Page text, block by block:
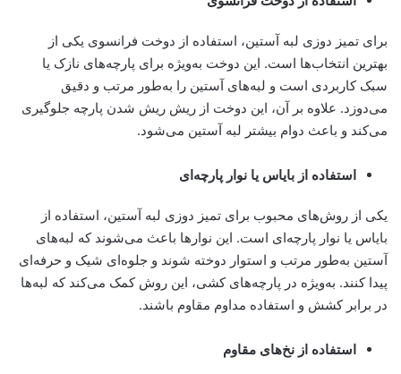
برای تمیز دوزی لبه آستین، استفاده از دوخت فرانسوی یکی از
بهترین انتخاب‌ها است. این دوخت به‌ویژه برای پارچه‌های نازک یا
سبک کاربردی است و لبه‌های آستین را به‌طور مرتب و دقیق
می‌دوزد. علاوه بر آن، این دوخت از ریش ریش شدن پارچه جلوگیری
می‌کند و باعث دوام بیشتر لبه آستین می‌شود.
استفاده از بایاس یا نوار پارچه‌ای
یکی از روش‌های محبوب برای تمیز دوزی لبه آستین، استفاده از
بایاس یا نوار پارچه‌ای است. این نوارها باعث می‌شوند که لبه‌های
آستین به‌طور مرتب و استوار دوخته شوند و جلوه‌ای شیک و حرفه‌ای
پیدا کنند. به‌ویژه در پارچه‌های کشی، این روش کمک می‌کند که لبه‌ها
در برابر کشش و استفاده مداوم مقاوم باشند.
استفاده از نخ‌های مقاوم